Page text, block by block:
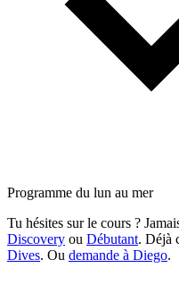
Programme du lun au mer
Tu hésites sur le cours ?
Discovery ou Débutant. Déjà
Dives. Ou demande à Diego.